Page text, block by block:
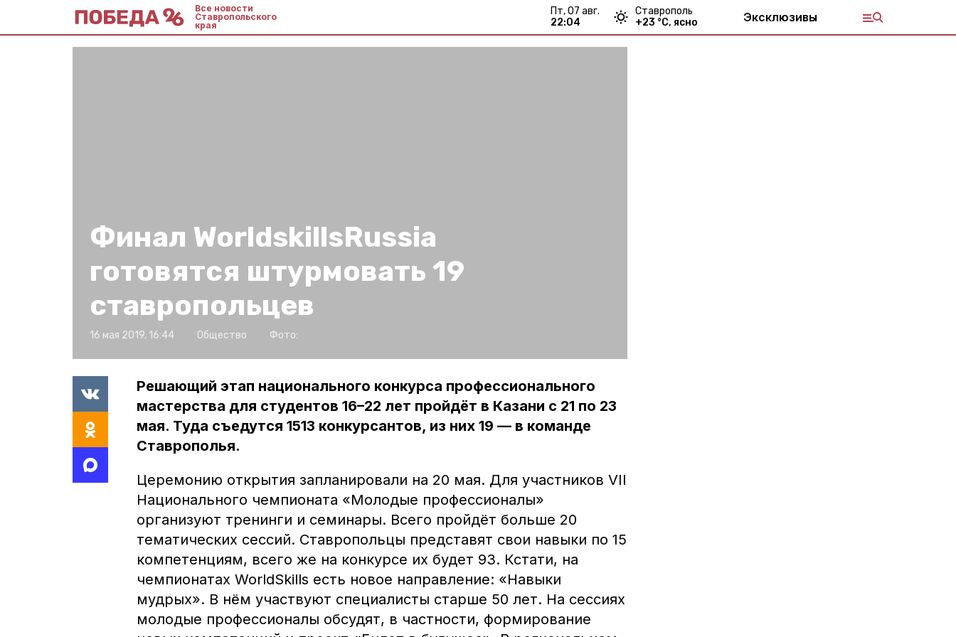
Все новости
Ставропольского
края
пт, 07 авг.
22:04
Ставрополь
+23 °С, ясно Эксклюзивы
Финал WorldskillsRussia
готовятся штурмовать 19
ставропольцев
16 мая 2019, 16:44 Общество Фото:
Решающий этап национального конкурса профессионального
мастерства для студентов 16–22 лет пройдёт в Казани с 21 по 23
мая. Туда съедутся 1513 конкурсантов, из них 19 — в команде
Ставрополья.
Церемонию открытия запланировали на 20 мая. Для участников VII
Национального чемпионата «Молодые профессионалы»
организуют тренинги и семинары. Всего пройдёт больше 20
тематических сессий. Ставропольцы представят свои навыки по 15
компетенциям, всего же на конкурсе их будет 93. Кстати, на
чемпионатах WorldSkills есть новое направление: «Навыки
мудрых». В нём участвуют специалисты старше 50 лет. На сессиях
молодые профессионалы обсудят, в частности, формирование